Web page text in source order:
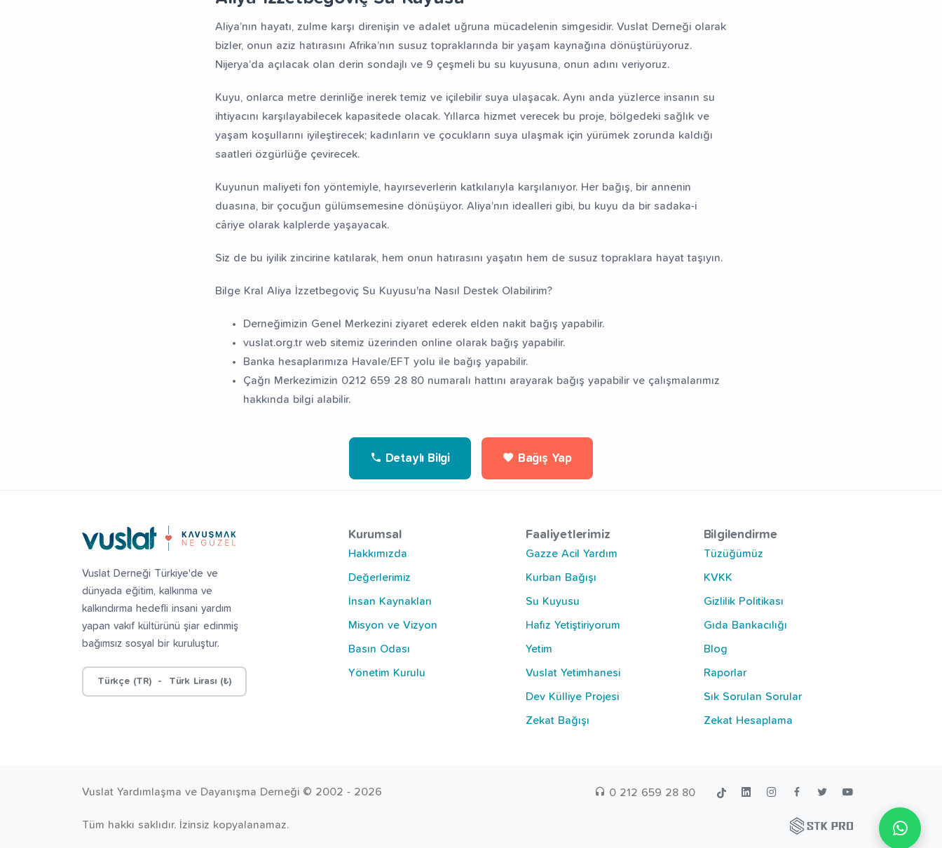
Aliya’nın hayatı, zulme karşı direnişin ve adalet uğruna mücadelenin simgesidir. Vuslat Derneği olarak
bizler, onun aziz hatırasını Afrika’nın susuz topraklarında bir yaşam kaynağına dönüştürüyoruz.
Nijerya’da açılacak olan derin sondajlı ve 9 çeşmeli bu su kuyusuna, onun adını veriyoruz.
Kuyu, onlarca metre derinliğe inerek temiz ve içilebilir suya ulaşacak. Aynı anda yüzlerce insanın su
ihtiyacını karşılayabilecek kapasitede olacak. Yıllarca hizmet verecek bu proje, bölgedeki sağlık ve
yaşam koşullarını iyileştirecek; kadınların ve çocukların suya ulaşmak için yürümek zorunda kaldığı
saatleri özgürlüğe çevirecek.
Kuyunun maliyeti fon yöntemiyle, hayırseverlerin katkılarıyla karşılanıyor. Her bağış, bir annenin
duasına, bir çocuğun gülümsemesine dönüşüyor. Aliya’nın idealleri gibi, bu kuyu da bir sadaka-i
câriye olarak kalplerde yaşayacak.
Siz de bu iyilik zincirine katılarak, hem onun hatırasını yaşatın hem de susuz topraklara hayat taşıyın.
Bilge Kral Aliya İzzetbegoviç Su Kuyusu'na Nasıl Destek Olabilirim?
Derneğimizin Genel Merkezini ziyaret ederek elden nakit bağış yapabilir.
vuslat.org.tr web sitemiz üzerinden online olarak bağış yapabilir.
Banka hesaplarımıza Havale/EFT yolu ile bağış yapabilir.
Çağrı Merkezimizin 0212 659 28 80 numaralı hattını arayarak bağış yapabilir ve çalışmalarımız
hakkında bilgi alabilir.
Detaylı Bilgi Bağış Yap
Vuslat Derneği Türkiye'de ve
dünyada eğitim, kalkınma ve
kalkındırma hedefli insani yardım
yapan vakıf kültürünü şiar edinmiş
bağımsız sosyal bir kuruluştur.
Türkçe (TR) - Türk Lirası (₺)
Kurumsal
Hakkımızda
Değerlerimiz
İnsan Kaynakları
Misyon ve Vizyon
Basın Odası
Yönetim Kurulu
Faaliyetlerimiz
Gazze Acil Yardım
Kurban Bağışı
Su Kuyusu
Hafız Yetiştiriyorum
Yetim
Vuslat Yetimhanesi
Dev Külliye Projesi
Zekat Bağışı
Bilgilendirme
Tüzüğümüz
KVKK
Gizlilik Politikası
Gıda Bankacılığı
Blog
Raporlar
Sık Sorulan Sorular
Zekat Hesaplama
Vuslat Yardımlaşma ve Dayanışma Derneği © 2002 - 2026 0 212 659 28 80
Tüm hakkı saklıdır. İzinsiz kopyalanamaz.